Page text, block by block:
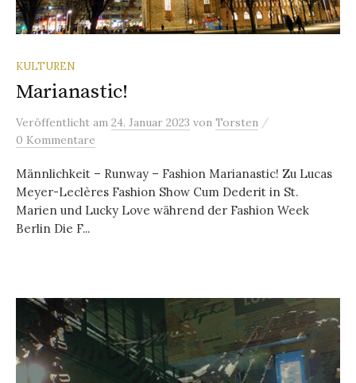
KULTUREN
Marianastic!
Veröffentlicht am 24. Januar 2023 von Torsten /
0 Kommentare
Männlichkeit – Runway – Fashion Marianastic! Zu Lucas
Meyer-Leclères Fashion Show Cum Dederit in St.
Marien und Lucky Love während der Fashion Week
Berlin Die F...